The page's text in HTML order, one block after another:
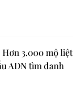
Hơn 3.000 mộ liệt
ADN tìm danh